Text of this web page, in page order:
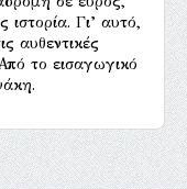
ιστορία. Γι’ αυτό,
αυθεντικές
το εισαγωγικό